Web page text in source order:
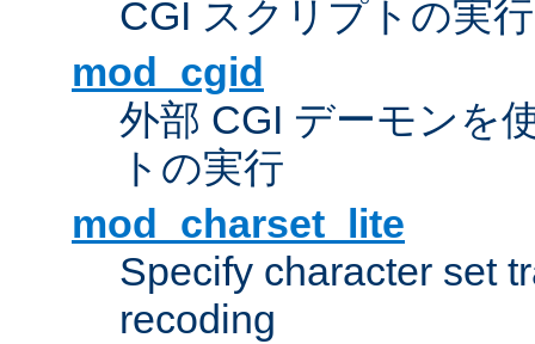
CGI スクリプトの実行
mod_cgid
外部 CGI デーモンを
トの実行
mod_charset_lite
Specify character set
recoding